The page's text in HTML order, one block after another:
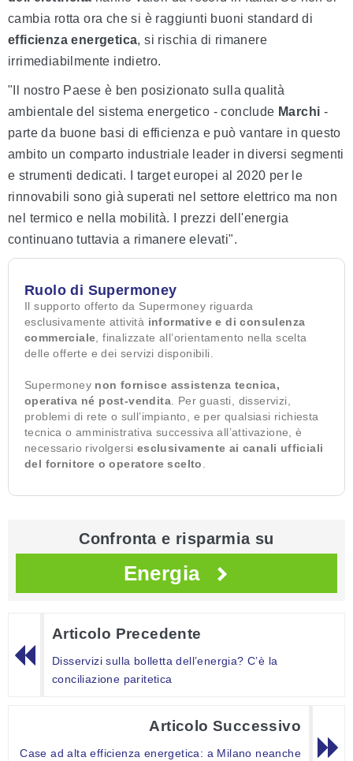
cambia rotta ora che si è raggiunti buoni standard di
efficienza energetica, si rischia di rimanere
irrimediabilmente indietro.
"Il nostro Paese è ben posizionato sulla qualità
ambientale del sistema energetico - conclude Marchi -
parte da buone basi di efficienza e può vantare in questo
ambito un comparto industriale leader in diversi segmenti
e strumenti dedicati. I target europei al 2020 per le
rinnovabili sono già superati nel settore elettrico ma non
nel termico e nella mobilità. I prezzi dell'energia
continuano tuttavia a rimanere elevati".
Ruolo di Supermoney
Il supporto offerto da Supermoney riguarda
esclusivamente attività informative e di consulenza
commerciale, finalizzate all’orientamento nella scelta
delle offerte e dei servizi disponibili.
Supermoney non fornisce assistenza tecnica,
operativa né post-vendita. Per guasti, disservizi,
problemi di rete o sull’impianto, e per qualsiasi richiesta
tecnica o amministrativa successiva all’attivazione, è
necessario rivolgersi esclusivamente ai canali ufficiali
del fornitore o operatore scelto.
Confronta e risparmia su
Energia
Articolo Precedente
Disservizi sulla bolletta dell’energia? C’è la
conciliazione paritetica
Articolo Successivo
Case ad alta efficienza energetica: a Milano neanche